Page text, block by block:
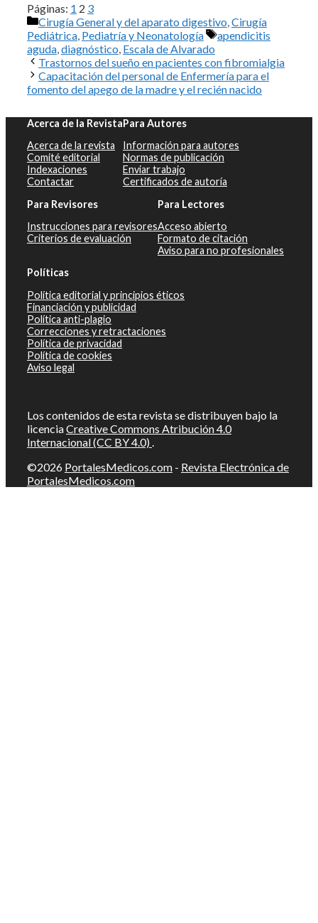
Páginas: 1 2 3
Categorías
Cirugía General y del aparato digestivo,Cirugía
Pediátrica, Pediatría y Neonatología Etiquetas
apendicitis
aguda,diagnóstico, Escala de Alvarado
Trastornos del sueño en pacientes con fibromialgia
Capacitación del personal de Enfermería para el
fomento del apego de la madre y el recién nacido
Acerca de la Revista
Acerca de la revista
Comité editorial
Indexaciones
Contactar
Para Autores
Información para autores
Normas de publicación
Enviar trabajo
Certificados de autoría
Para Revisores
Instrucciones para revisores
Criterios de evaluación
Para Lectores
Acceso abierto
Formato de citación
Aviso para no profesionales
Políticas
Política editorial y principios éticos
Financiación y publicidad
Política anti-plagio
Correcciones y retractaciones
Política de privacidad
Política de cookies
Aviso legal
Los contenidos de esta revista se distribuyen bajo la
licenciaCreative Commons Atribución 4.0
Internacional (CC BY 4.0) .
©2026 PortalesMedicos.com - Revista Electrónica de
PortalesMedicos.com